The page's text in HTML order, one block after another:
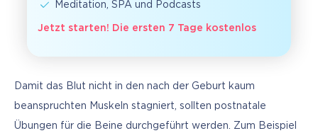
Meditation, SPA und Podcasts
Jetzt starten! Die ersten 7 Tage kostenlos
Damit das Blut nicht in den nach der Geburt kaum
beanspruchten Muskeln stagniert, sollten postnatale
Übungen für die Beine durchgeführt werden. Zum Beispiel